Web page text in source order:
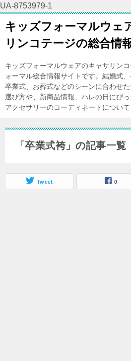
UA-8753979-1
キッズフォーマルウ
リンコテージの総合情
キッズフォーマルウェアのキャサリン
ォーマル総合情報サイトです。結婚式
卒業式、お葬式などのシーンに合わせ
選び方や、新商品情報、ハレの日にぴ
アクセサリーのコーディネートについ
「卒業式袴」の記事一覧
Tweet 0